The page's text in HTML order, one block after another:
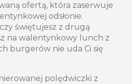
ofertą, która zaserwuje
odsłonie.
świętujesz z drugą
na walentynkowy lunch z
burgerów nie uda Ci się
polędwiczki z